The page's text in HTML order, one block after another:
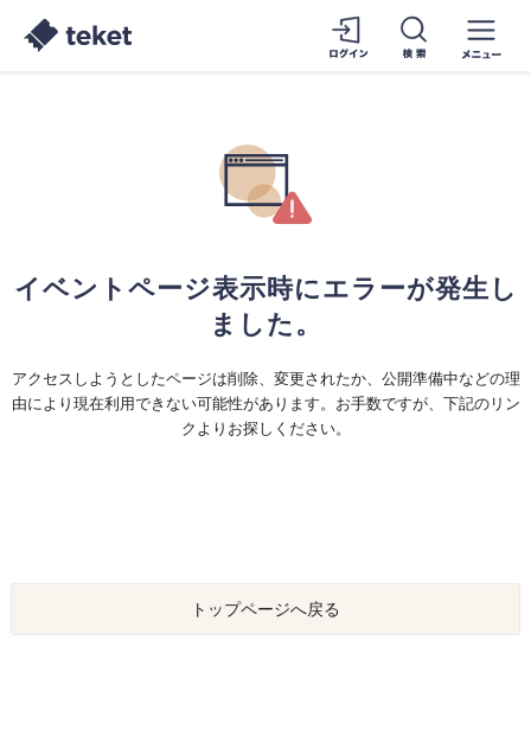
イベントページ表示時にエラーが発生し
ました。
アクセスしようとしたページは削除、変更されたか、公開準備中などの理
由により現在利用できない可能性があります。お手数ですが、下記のリン
クよりお探しください。
トップページへ戻る